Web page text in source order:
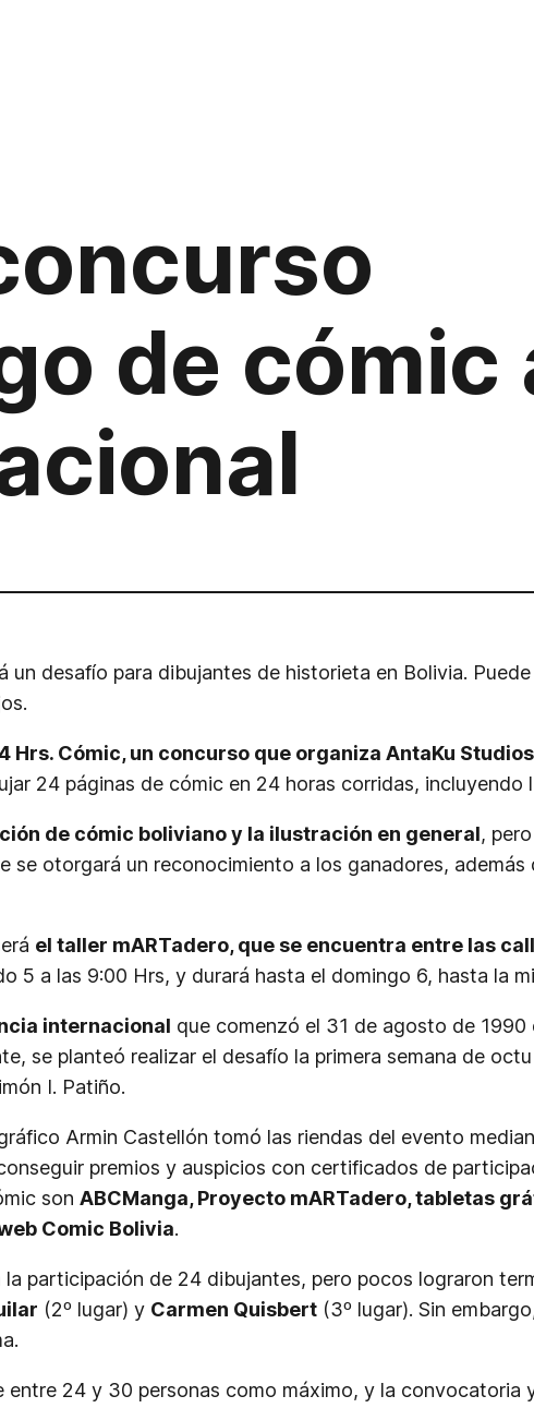
de cómic
un desafío para dibujantes de historieta en Bolivia.
Hrs. Cómic, un concurso que organiza AntaKu Studios
24 páginas de cómic en 24 horas corridas, incluyendo
de cómic boliviano y la ilustración en general,
se otorgará un reconocimiento a los ganadores,
el taller mARTadero, que se encuentra entre las
5 a las 9:00 Hrs, y durará hasta el domingo 6, hasta la
internacional que comenzó el 31 de agosto de
se planteó realizar el desafío la primera semana de
I. Patiño.
Armin Castellón tomó las riendas del evento
premios y auspicios con certificados de
sonABCManga, Proyecto mARTadero, tabletas
Comic Bolivia.
participación de 24 dibujantes, pero pocos lograron
(2º lugar) y Carmen Quisbert (3º lugar). Sin
24 y 30 personas como máximo, y la convocatoria